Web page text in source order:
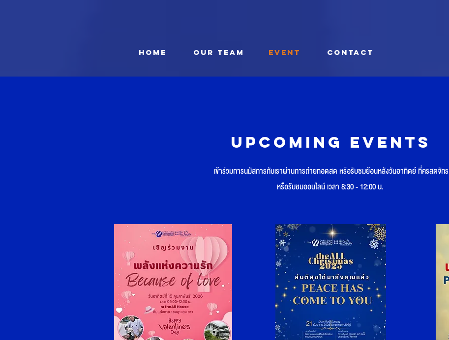
HOME OUR TEAM EVENT CONTACT
Upcoming Events
เข้าร่วมการนมัสการกับเราผ่านการถ่ายทอดสด หรือรับชมย้อนหลังวันอาทิตย์ ที่คริสตจักร
หรือรับชมออนไลน์ เวลา 8:30 - 12:00 น.